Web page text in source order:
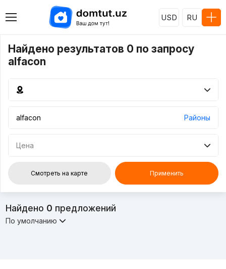
USD RU
Найдено результатов 0 по запросу
alfacon
Районы
Цена
Смотреть на карте Применить
Найдено 0 предложений
По умолчанию